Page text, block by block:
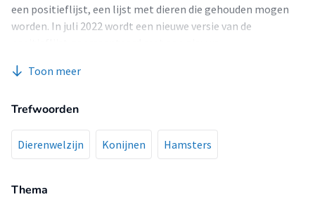
een positieflijst, een lijst met dieren die gehouden mogen
worden. In juli 2022 wordt een nieuwe versie van de
verbeteren. Deze positieflijst zal op 1 januari 2024 ingaan.
Toon meer
Trefwoorden
Dierenwelzijn Konijnen Hamsters
Thema